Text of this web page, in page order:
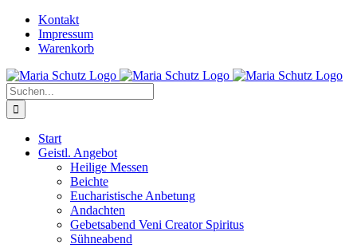
Zum
Inhalt
springen
YouTube
InstagramKontakt
Impressum
Warenkorb
Suche
nach:
Start
Geistl. Angebot
Heilige Messen
Beichte
Eucharistische Anbetung
Andachten
Gebetsabend Veni Creator Spiritus
Sühneabend